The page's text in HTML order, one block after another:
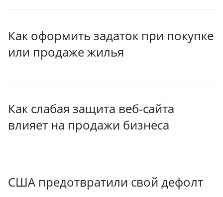
Как оформить задаток при покупке
или продаже жилья
Как слабая защита веб-сайта
влияет на продажи бизнеса
США предотвратили свой дефолт